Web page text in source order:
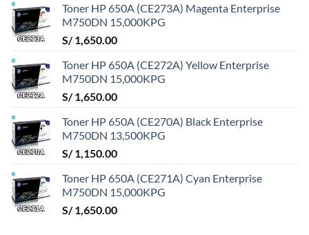
Toner HP 650A (CE273A) Magenta Enterprise
M750DN 15,000KPG
S/1,650.00
Toner HP 650A (CE272A) Yellow Enterprise
M750DN 15,000KPG
S/1,650.00
Toner HP 650A (CE270A) Black Enterprise
M750DN 13,500KPG
S/1,150.00
Toner HP 650A (CE271A) Cyan Enterprise
M750DN 15,000KPG
S/1,650.00